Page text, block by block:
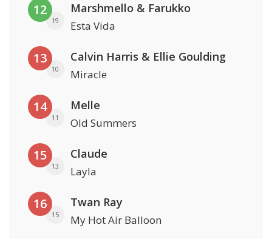
12
19
Marshmello & Farukko
Esta Vida
13
10
Calvin Harris & Ellie Goulding
Miracle
14
11
Melle
Old Summers
15
13
Claude
Layla
16
15
Twan Ray
My Hot Air Balloon